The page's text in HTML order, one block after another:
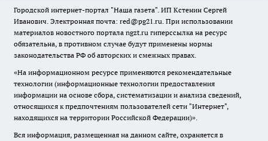
Городской интернет-портал "Наша газета". ИП Кстенин Сергей
Иванович. Электронная почта: red@pg21.ru. При использовании
материалов новостного портала ngzt.ru гиперссылка на ресурс
обязательна, в противном случае будут применены нормы
законодательства РФ об авторских и смежных правах.
«На информационном ресурсе применяются рекомендательные
технологии (информационные технологии предоставления
информации на основе сбора, систематизации и анализа сведений,
относящихся к предпочтениям пользователей сети "Интернет",
находящихся на территории Российской Федерации)».
Вся информация, размещенная на данном сайте, охраняется в